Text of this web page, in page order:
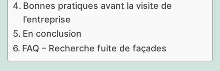
Bonnes pratiques avant la visite de
l’entreprise
En conclusion
FAQ – Recherche fuite de façades